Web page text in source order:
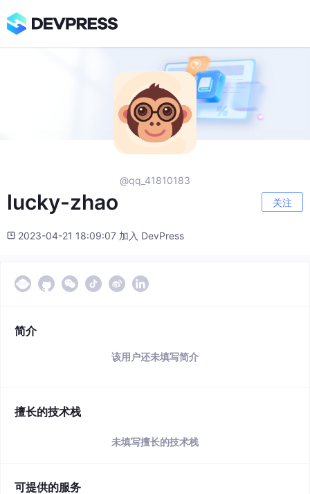
@qq_41810183
lucky-zhao 关注
2023-04-21 18:09:07 加入 DevPress
简介
该用户还未填写简介
擅长的技术栈
未填写擅长的技术栈
可提供的服务